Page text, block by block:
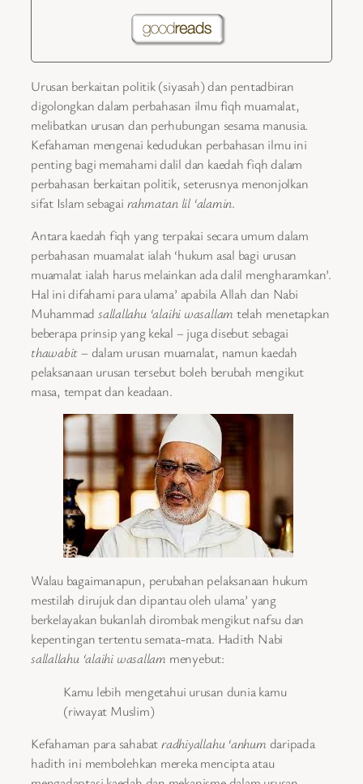
Urusan berkaitan politik (siyasah) dan pentadbiran
digolongkan dalam perbahasan ilmu fiqh muamalat,
melibatkan urusan dan perhubungan sesama manusia.
Kefahaman mengenai kedudukan perbahasan ilmu ini
penting bagi memahami dalil dan kaedah fiqh dalam
perbahasan berkaitan politik, seterusnya menonjolkan
sifat Islam sebagai rahmatan lil ‘alamin.
Antara kaedah fiqh yang terpakai secara umum dalam
perbahasan muamalat ialah ‘hukum asal bagi urusan
muamalat ialah harus melainkan ada dalil mengharamkan’.
Hal ini difahami para ulama’ apabila Allah dan Nabi
Muhammadsallallahu ‘alaihi wasallam telah menetapkan
beberapa prinsip yang kekal – juga disebut sebagai
thawabit– dalam urusan muamalat, namun kaedah
pelaksanaan urusan tersebut boleh berubah mengikut
masa, tempat dan keadaan.
Walau bagaimanapun, perubahan pelaksanaan hukum
mestilah dirujuk dan dipantau oleh ulama’ yang
berkelayakan bukanlah dirombak mengikut nafsu dan
kepentingan tertentu semata-mata. Hadith Nabi
sallallahu ‘alaihi wasallam menyebut:
Kamu lebih mengetahui urusan dunia kamu
(riwayat Muslim)
Kefahaman para sahabatradhiyallahu ‘anhum daripada
hadith ini membolehkan mereka mencipta atau